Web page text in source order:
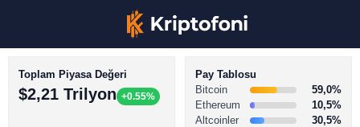
Toplam Piyasa Değeri
$2,21 Trilyon +0.55%
Pay Tablosu
Bitcoin
59,0%
Ethereum
10,5%
Altcoinler
30,5%